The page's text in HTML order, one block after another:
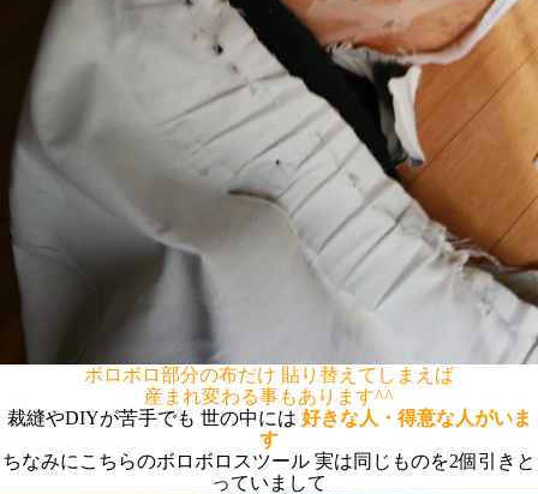
ボロボロ部分の布だけ 貼り替えてしまえば
産まれ変わる事もあります^^
裁縫やDIYが苦手でも 世の中には 好きな人・得意な人がいま
す
ちなみにこちらのボロボロスツール 実は同じものを2個引きと
っていまして